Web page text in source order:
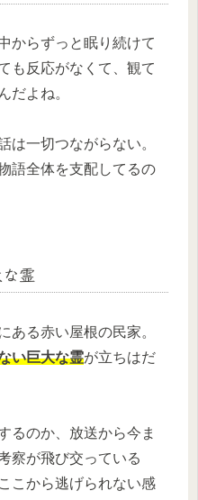
からずっと眠り続けて
も反応がなくて、観て
だよね。
は一切つながらない。
語全体を支配してるの
霊
ある赤い屋根の民家。
い巨大な霊が立ちはだ
るのか、放送から今ま
察が飛び交っている
こから逃げられない感